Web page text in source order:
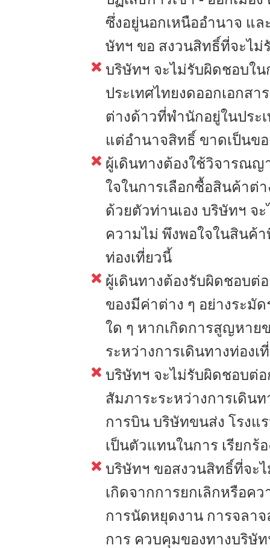
ซึ่งอยู่นอกเหนืออำนาจ แ
ษัทฯ ขอ สงวนสิทธิ์ที่จะไม่
บริษัทฯ จะไม่รับผิดชอบใ
ประเทศไทยงดออกเอกส
ต่างด้าวที่พำนักอยู่ในประ
แต่อำนาจสิทธิ์ ขาดเป็นขอ
ผู้เดินทางต้องใช้วิจารณ
ใจในการเลือกซื้อสินค้าต่า
ด้วยตัวท่านเอง บริษัทฯ จ
ความไม่ พึงพอใจในสินค้
ท่องเที่ยวนี้
ผู้เดินทางต้องรับผิดชอบต่
ของมีค่าต่าง ๆ อย่างระมั
ใด ๆ หากเกิดการสูญหาย
ระหว่างการเดินทางท่อง
บริษัทฯ จะไม่รับผิดชอบต่
สัมภาระระหว่างการเดิน
การบิน บริษัทขนส่ง โรงแ
เป็นตัวแทนในการ เรียกร้
บริษัทฯ ขอสงวนสิทธิ์ที่จะ
เกิดจากการยกเลิกหรือค
การนัดหยุดงาน การจลา
การ ควบคุมของทางบริษั